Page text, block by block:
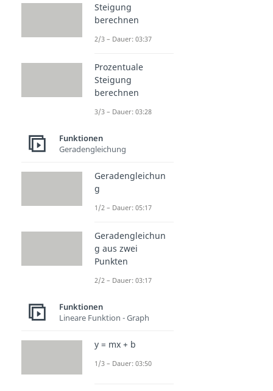
Steigung
berechnen
2/3 – Dauer: 03:37
Prozentuale
Steigung
berechnen
3/3 – Dauer: 03:28
Funktionen
Geradengleichung
Geradengleichun
g
1/2 – Dauer: 05:17
Geradengleichun
g aus zwei
Punkten
2/2 – Dauer: 03:17
Funktionen
Lineare Funktion - Graph
y = mx + b
1/3 – Dauer: 03:50